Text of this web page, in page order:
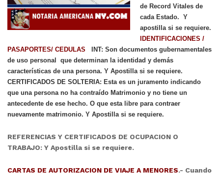
de Record Vitales de
cada Estado. Y
apostilla si se requiere.
IDENTIFICACIONES /
PASAPORTES/ CEDULAS
INT: Son documentos gubernamentales
de uso personal que determinan la identidad y demás
características de una persona. Y Apostilla si se requiere.
CERTIFICADOS DE SOLTERIA: Esta es un juramento indicando
que una persona no ha contraído Matrimonio y no tiene un
antecedente de ese hecho. O que esta libre para contraer
nuevamente matrimonio. Y Apostilla si se requiere.
REFERENCIAS Y CERTIFICADOS DE OCUPACION O
TRABAJO: Y Apostilla si se requiere.
CARTAS DE AUTORIZACION DE VIAJE A MENORES.- Cuando